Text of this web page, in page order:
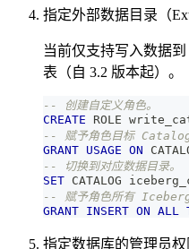
指定外部数据目录（
当前仅支持写入数据到
表（自 3.2 版本起）。
-- 创建自定义角色。
CREATE ROLE
-- 赋予角色目标 Catalog
GRANT USAGE ON
-- 切换到对应数据目录。
SET CATALOG
-- 赋予角色所有 Iceberg
GRANT INSERT ON ALL
指定数据库的管理员权